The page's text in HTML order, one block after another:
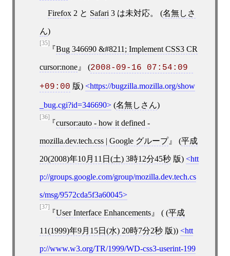
Firefox2 と Safari 3 は未対応。 (名無しさ
ん)
[35]
Bug 346690 &#8211; Implement CSS3 CR
cursor:none (2008-09-16 07:54:09
+09:00 版) https://bugzilla.mozilla.org/show
_bug.cgi?id=346690 (名無しさん)
[36]
cursor:auto - how it defined -
mozilla.dev.tech.css | Google グループ (平成
20(2008)年10月11日(土) 3時12分45秒版) htt
p://groups.google.com/group/mozilla.dev.tech.cs
s/msg/9572cda5f3a60045
[37]
User Interface Enhancements ( (平成
11(1999)年9月15日(水) 20時7分2秒版)) htt
p://www.w3.org/TR/1999/WD-css3-userint-199